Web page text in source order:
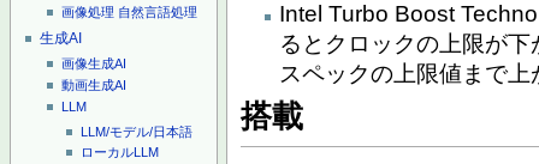
画像処理 自然言語処理
生成AI
画像生成AI
動画生成AI
LLM
LLM/モデル/日本語
ローカルLLM
Intel Turbo Boost
るとクロックの上限が
スペックの上限値まで上
搭載